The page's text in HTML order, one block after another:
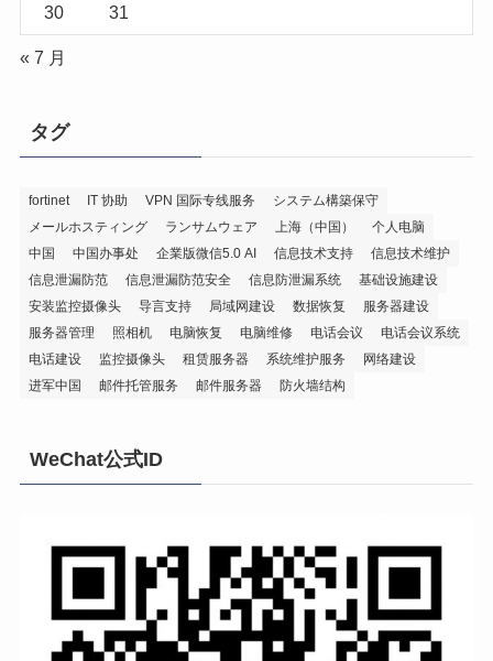
30 31
« 7 月
タグ
fortinet IT 协助 VPN 国际专线服务
システム構築保守
メールホスティング
ランサムウェア 上海（中国）
个人电脑
中国
中国办事处 企業版微信5.0 AI 信息技术支持
信息技术维护
信息泄漏防范
信息泄漏防范安全 信息防泄漏系统
基础设施建设
安装监控摄像头
导言支持 局域网建设 数据恢复
服务器建设
服务器管理
照相机 电脑恢复 电脑维修 电话会议
电话会议系统
电话建设
监控摄像头 租赁服务器 系统维护服务
网络建设
进军中国
邮件托管服务 邮件服务器 防火墙结构
WeChat公式ID